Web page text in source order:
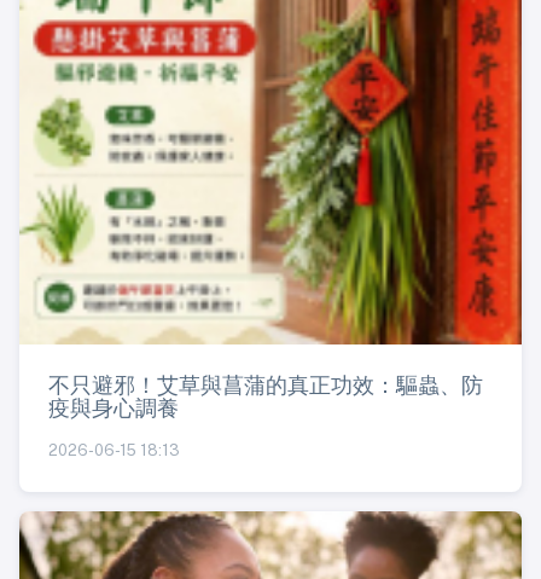
不只避邪！艾草與菖蒲的真正功效：驅蟲、防
疫與身心調養
2026-06-15 18:13